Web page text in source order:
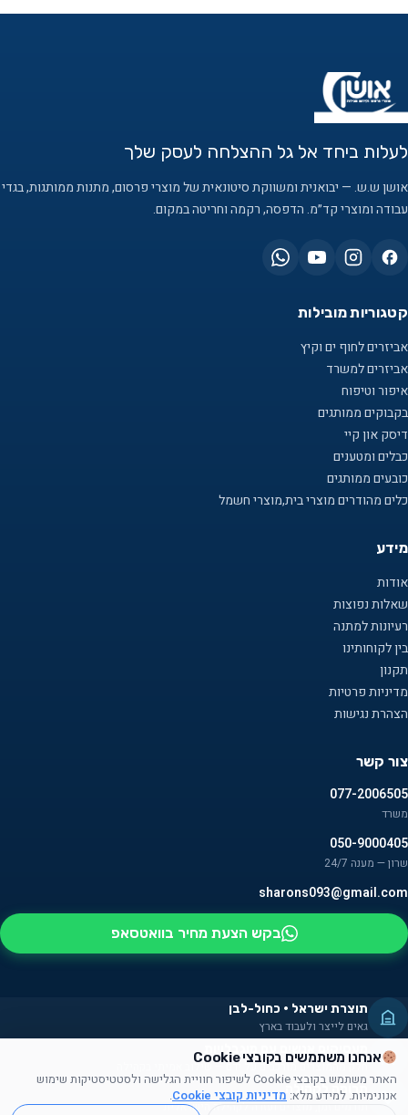
לעלות ביחד אל גל ההצלחה לעסק שלך
אושן ש.ש. — יבואנית ומשווקת סיטונאית של מוצרי פרסום, מתנות ממותגות, בגדי
עבודה ומוצרי קד״מ. הדפסה, רקמה וחריטה במקום.
קטגוריות מובילות
אביזרים לחוף ים וקיץ
אביזרים למשרד
איפור וטיפוח
בקבוקים ממותגים
דיסק און קיי
כבלים ומטענים
כובעים ממותגים
כלים מהודרים מוצרי בית,מוצרי חשמל
מידע
אודות
שאלות נפוצות
רעיונות למתנה
בין לקוחותינו
תקנון
מדיניות פרטיות
הצהרת נגישות
צור קשר
077-2006505
משרד
050-9000405
שרון — מענה 24/7
sharons093@gmail.com
בקש הצעת מחיר בוואטסאפ
תוצרת ישראל · כחול-לבן
גאים לייצר ולעבוד בארץ
מעסיקים אנשים עם מוגבלויות
חלק מהמוצרים מורכבים על ידם — שילוב אמיתי בקהילה
תרומה לקהילה
תורמים זמן, מוצרים ועזרה לקהילה הישראלית
אנחנו משתמשים בקובצי Cookie
האתר משתמש בקובצי Cookie לשיפור חוויית הגלישה ולסטטיסטיקות שימוש
אנונימיות. למידע מלא: מדיניות קובצי Cookie
.